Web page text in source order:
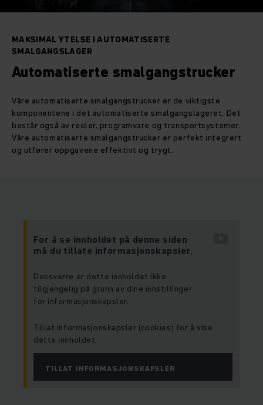
MAKSIMAL YTELSE I AUTOMATISERTE
SMALGANGSLAGER
Automatiserte smalgangstrucker
Våre automatiserte smalgangstrucker er de viktigste
komponentene i det automatiserte smalgangslageret. Det
består også av reoler, programvare og transportsystemer.
Våre automatiserte smalgangstrucker er perfekt integrert
og utfører oppgavene effektivt og trygt.
For å se innholdet på denne siden
må du tillate informasjonskapsler.
Dessverre er dette innholdet ikke
tilgjengelig på grunn av dine innstillinger
for informasjonskapsler.
Tillat informasjonskapsler (cookies) for å vise
dette innholdet.
TILLAT INFORMASJONSKAPSLER